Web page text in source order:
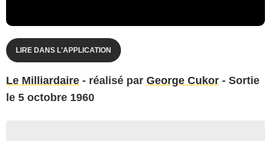
LIRE DANS L'APPLICATION
Le Milliardaire - réalisé par George Cukor - Sortie
le 5 octobre 1960